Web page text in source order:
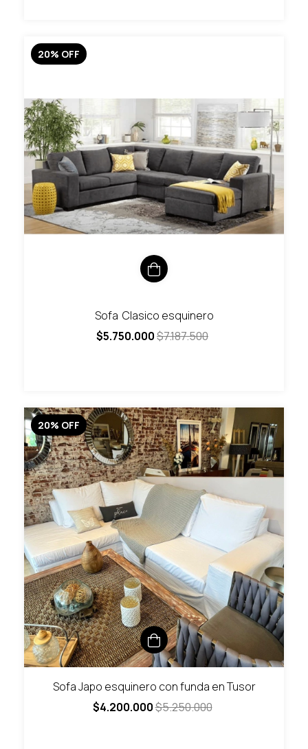
20% OFF
Sofa Clasico esquinero
$5.750.000$7.187.500
20% OFF
Sofa Japo esquinero con funda en Tusor
$4.200.000$5.250.000